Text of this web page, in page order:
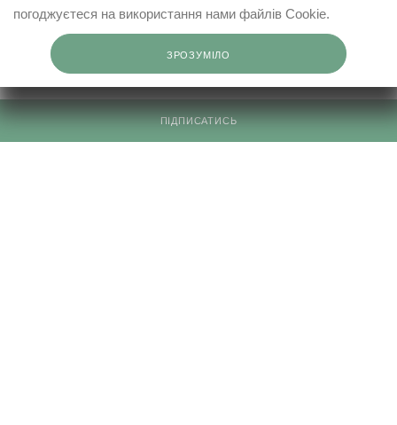
ПІДПИСАТИСЬ
ІНФОРМАЦІЯ
0503332569
погоджуєтеся на використання нами файлів Cookie.
ЗРОЗУМІЛО